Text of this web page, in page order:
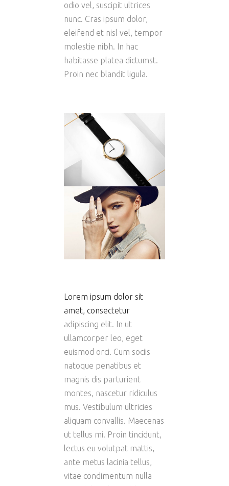
odio vel, suscipit ultrices
nunc. Cras ipsum dolor,
eleifend et nisl vel, tempor
molestie nibh. In hac
habitasse platea dictumst.
Proin nec blandit ligula.
Lorem ipsum dolor sit
amet, consectetur
adipiscing elit. In ut
ullamcorper leo, eget
euismod orci. Cum sociis
natoque penatibus et
magnis dis parturient
montes, nascetur ridiculus
mus. Vestibulum ultricies
aliquam convallis. Maecenas
ut tellus mi. Proin tincidunt,
lectus eu volutpat mattis,
ante metus lacinia tellus,
vitae condimentum nulla